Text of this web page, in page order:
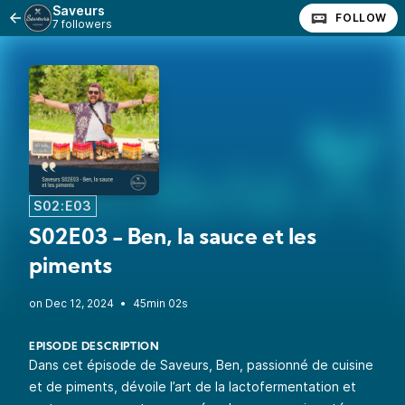
Saveurs
7 followers FOLLOW
S02:E03
S02E03 - Ben, la sauce et les
piments
• 45min 02s
EPISODE DESCRIPTION
Dans cet épisode de Saveurs, Ben, passionné de cuisine
et de piments, dévoile l’art de la lactofermentation et